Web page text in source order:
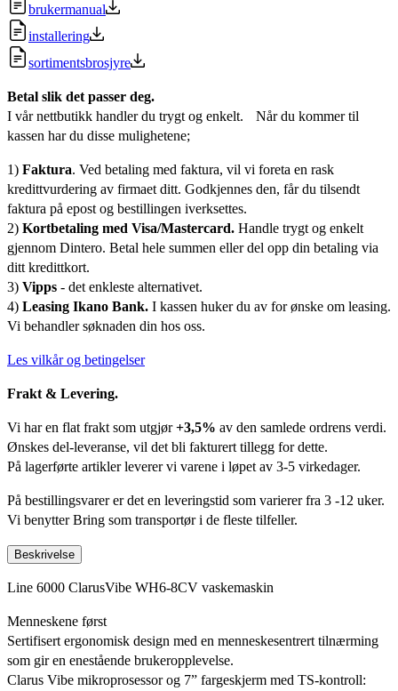
brukermanual
installering
sortimentsbrosjyre
Betal slik det passer deg.
I vår nettbutikk handler du trygt og enkelt. Når du kommer til
kassen har du disse mulighetene;
1) Faktura. Ved betaling med faktura, vil vi foreta en rask
kredittvurdering av firmaet ditt. Godkjennes den, får du tilsendt
faktura på epost og bestillingen iverksettes.
2) Kortbetaling med Visa/Mastercard. Handle trygt og enkelt
gjennom Dintero. Betal hele summen eller del opp din betaling via
ditt kredittkort.
3) Vipps - det enkleste alternativet.
4) Leasing Ikano Bank. I kassen huker du av for ønske om leasing.
Vi behandler søknaden din hos oss.
Les vilkår og betingelser
Frakt & Levering.
Vi har en flat frakt som utgjør+3,5% av den samlede ordrens verdi.
Ønskes del-leveranse, vil det bli fakturert tillegg for dette.
På lagerførte artikler leverer vi varene i løpet av 3-5 virkedager.
På bestillingsvarer er det en leveringstid som varierer fra 3 -12 uker.
Vi benytter Bring som transportør i de fleste tilfeller.
Beskrivelse
Line 6000 ClarusVibe WH6-8CV vaskemaskin
Menneskene først
Sertifisert ergonomisk design med en menneskesentrert tilnærming
som gir en enestående brukeropplevelse.
Clarus Vibe mikroprosessor og 7” fargeskjerm med TS-kontroll: